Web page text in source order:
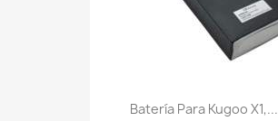
Batería Para Kugoo X1,...